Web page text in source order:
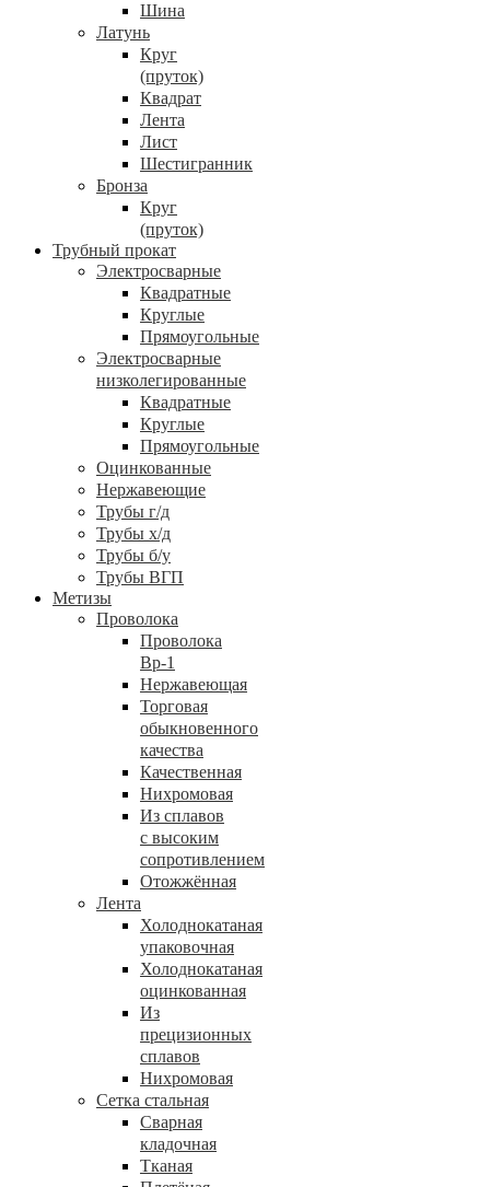
Шина
Латунь
Круг
(пруток)
Квадрат
Лента
Лист
Шестигранник
Бронза
Круг
(пруток)
Трубный прокат
Электросварные
Квадратные
Круглые
Прямоугольные
Электросварные
низколегированные
Квадратные
Круглые
Прямоугольные
Оцинкованные
Нержавеющие
Трубы г/д
Трубы х/д
Трубы б/у
Трубы ВГП
Метизы
Проволока
Проволока
Вр-1
Нержавеющая
Торговая
обыкновенного
качества
Качественная
Нихромовая
Из сплавов
с высоким
сопротивлением
Отожжённая
Лента
Холоднокатаная
упаковочная
Холоднокатаная
оцинкованная
Из
прецизионных
сплавов
Нихромовая
Сетка стальная
Сварная
кладочная
Тканая